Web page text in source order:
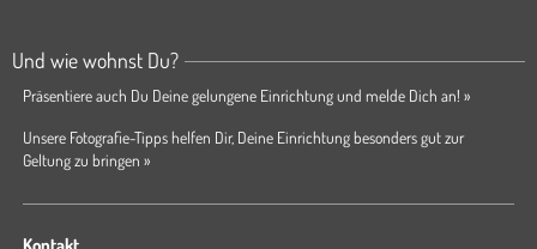
Und wie wohnst Du?
Präsentiere auch Du Deine gelungene Einrichtung und melde Dich an! »
Unsere Fotografie-Tipps helfen Dir, Deine Einrichtung besonders gut zur
Geltung zu bringen »
Kontakt